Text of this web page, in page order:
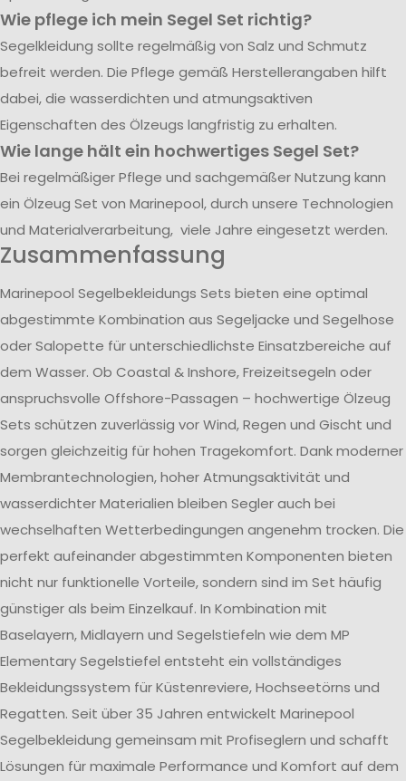
Wie pflege ich mein Segel Set richtig?
Segelkleidung sollte regelmäßig von Salz und Schmutz
befreit werden. Die Pflege gemäß Herstellerangaben hilft
dabei, die wasserdichten und atmungsaktiven
Eigenschaften des Ölzeugs langfristig zu erhalten.
Wie lange hält ein hochwertiges Segel Set?
Bei regelmäßiger Pflege und sachgemäßer Nutzung kann
ein Ölzeug Set von Marinepool, durch unsere Technologien
und Materialverarbeitung, viele Jahre eingesetzt werden.
Zusammenfassung
Marinepool Segelbekleidungs Sets bieten eine optimal
abgestimmte Kombination aus Segeljacke und Segelhose
oder Salopette für unterschiedlichste Einsatzbereiche auf
dem Wasser. Ob Coastal & Inshore, Freizeitsegeln oder
anspruchsvolle Offshore-Passagen – hochwertige Ölzeug
Sets schützen zuverlässig vor Wind, Regen und Gischt und
sorgen gleichzeitig für hohen Tragekomfort. Dank moderner
Membrantechnologien, hoher Atmungsaktivität und
wasserdichter Materialien bleiben Segler auch bei
wechselhaften Wetterbedingungen angenehm trocken. Die
perfekt aufeinander abgestimmten Komponenten bieten
nicht nur funktionelle Vorteile, sondern sind im Set häufig
günstiger als beim Einzelkauf. In Kombination mit
Baselayern, Midlayern und Segelstiefeln wie dem MP
Elementary Segelstiefel entsteht ein vollständiges
Bekleidungssystem für Küstenreviere, Hochseetörns und
Regatten. Seit über 35 Jahren entwickelt Marinepool
Segelbekleidung gemeinsam mit Profiseglern und schafft
Lösungen für maximale Performance und Komfort auf dem